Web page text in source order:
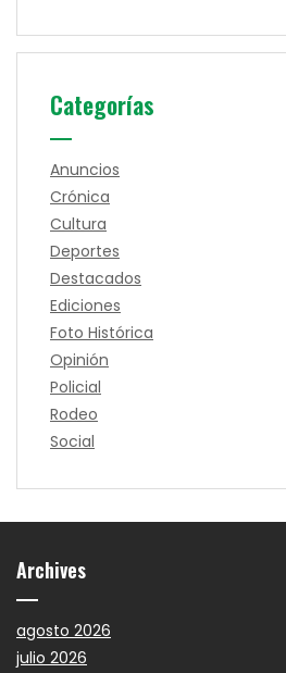
Categorías
Anuncios
Crónica
Cultura
Deportes
Destacados
Ediciones
Foto Histórica
Opinión
Policial
Rodeo
Social
Archives
agosto 2026
julio 2026